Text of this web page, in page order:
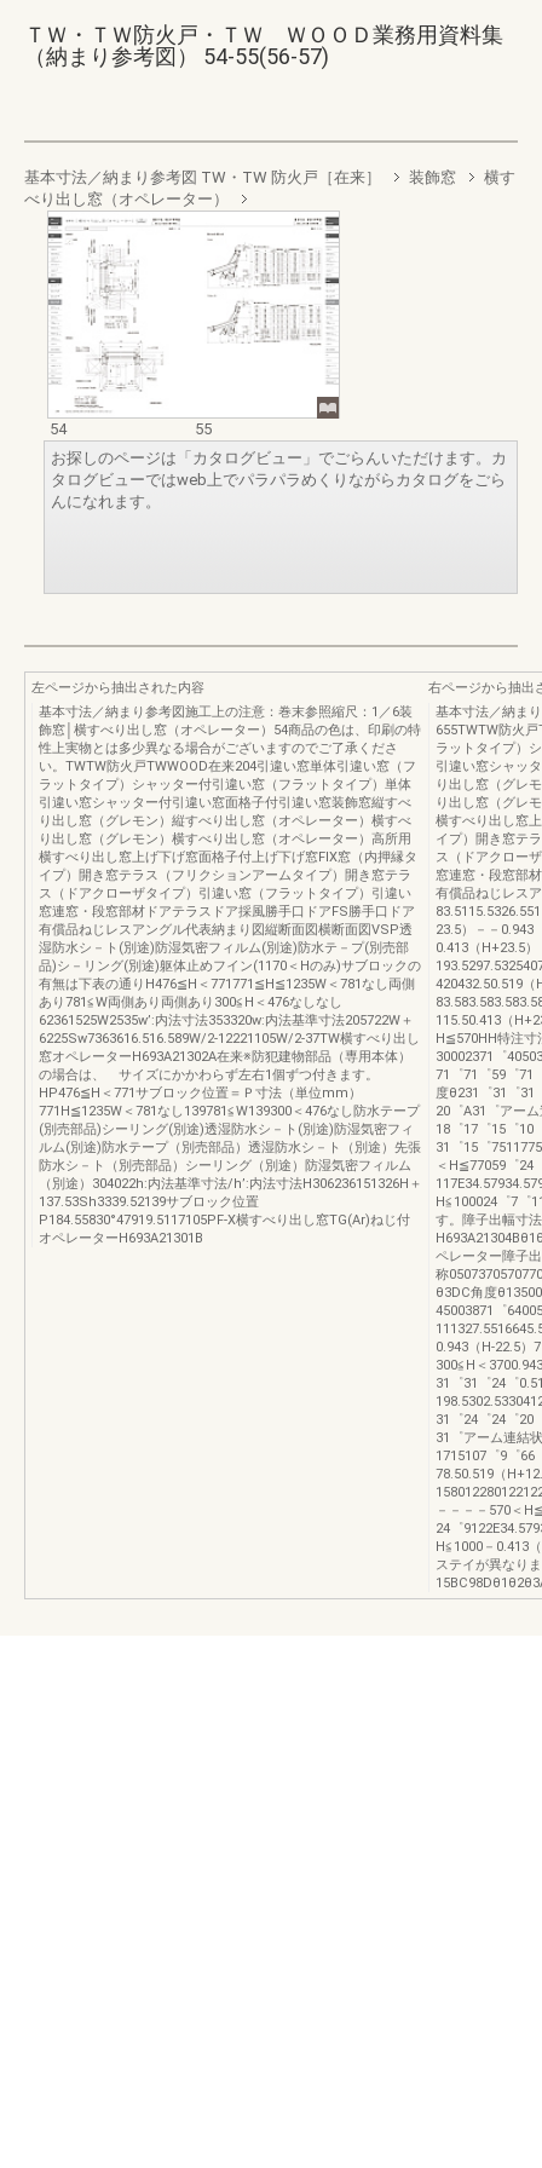
ＴＷ・ＴＷ防火戸・ＴＷ ＷＯＯＤ業務用資料集
（納まり参考図） 54-55(56-57)
基本寸法／納まり参考図 TW・TW 防火戸［在来］ 装飾窓
横す
べり出し窓（オペレーター）
54
55
お探しのページは「カタログビュー」でごらんいただけます。カ
タログビューではweb上でパラパラめくりながらカタログをごら
んになれます。
左ページから抽出された内容
基本寸法／納まり参考図施工上の注意：巻末参照縮尺：1／6装
飾窓│横すべり出し窓（オペレーター）54商品の色は、印刷の特
性上実物とは多少異なる場合がございますのでご了承くださ
い。TWTW防火戸TWWOOD在来204引違い窓単体引違い窓（フ
ラットタイプ）シャッター付引違い窓（フラットタイプ）単体
引違い窓シャッター付引違い窓面格子付引違い窓装飾窓縦すべ
り出し窓（グレモン）縦すべり出し窓（オペレーター）横すべ
り出し窓（グレモン）横すべり出し窓（オペレーター）高所用
横すべり出し窓上げ下げ窓面格子付上げ下げ窓FIX窓（内押縁タ
イプ）開き窓テラス（フリクションアームタイプ）開き窓テラ
ス（ドアクローザタイプ）引違い窓（フラットタイプ）引違い
窓連窓・段窓部材ドアテラスドア採風勝手口ドアFS勝手口ドア
有償品ねじレスアングル代表納まり図縦断面図横断面図VSP透
湿防水シ－ト(別途)防湿気密フィルム(別途)防水テ－プ(別売部
品)シ－リング(別途)躯体止めフイン(1170＜Hのみ)サブロックの
有無は下表の通りH476≦H＜771771≦H≦1235W＜781なし両側
あり781≦W両側あり両側あり300≦H＜476なしなし
62361525W2535w’:内法寸法353320w:内法基準寸法205722W＋
6225Sw7363616.516.589W/2-12221105W/2-37TW横すべり出し
窓オペレーターH693A21302A在来※防犯建物部品（専用本体）
の場合は、 サイズにかかわらず左右1個ずつ付きます。
HP476≦H＜771サブロック位置＝Ｐ寸法（単位mm）
771H≦1235W＜781なし139781≦W139300＜476なし防水テープ
(別売部品)シーリング(別途)透湿防水シ－ト(別途)防湿気密フィ
ルム(別途)防水テープ（別売部品）透湿防水シ－ト（別途）先張
防水シ－ト（別売部品）シーリング（別途）防湿気密フィルム
（別途）304022h:内法基準寸法/h’:内法寸法H306236151326H＋
137.53Sh3339.52139サブロック位置
P184.55830°47919.5117105PF-X横すべり出し窓TG(Ar)ねじ付
オペレーターH693A21301B
右ページから抽出
基本寸法／納ま
655TWTW防火
ラットタイプ）
引違い窓シャッ
り出し窓（グレ
り出し窓（グレ
横すべり出し窓
イプ）開き窓テ
ス（ドアクロー
窓連窓・段窓部
有償品ねじレス
23.5）－－0.943
0.413（H+23.5）
420432.50.519（
115.50.413（
H≦570HH特注寸
30002371゜
71゜71゜59゜71
度θ231゜31゜31
20゜A31゜アー
18゜17゜15゜10
31゜15゜
＜H≦77059゜24
H≦100024゜7゜
す。障子出幅寸
ペレーター障子
称
θ3DC角度
45003871゜
0.943（H-22.5）
300≦H＜
31゜31゜24゜
31゜24゜24゜20
31゜アーム連結
1715107゜9゜66
78.50.519（
－－－－570＜
24゜
H≦1000－0.413
ステイが異なり